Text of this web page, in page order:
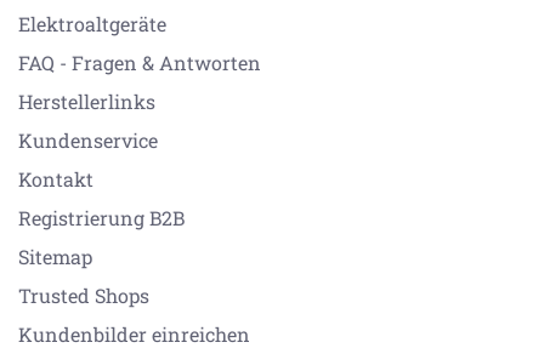
Elektroaltgeräte
FAQ - Fragen & Antworten
Herstellerlinks
Kundenservice
Kontakt
Registrierung B2B
Sitemap
Trusted Shops
Kundenbilder einreichen